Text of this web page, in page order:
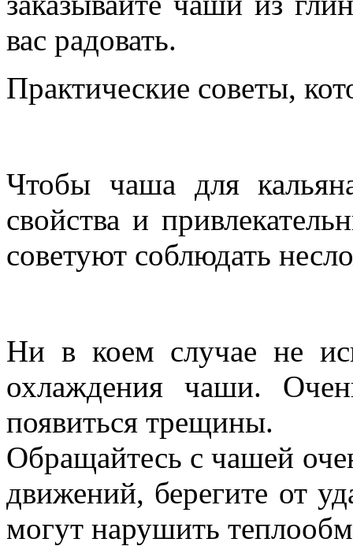
вас радовать.
Практические советы,
Чтобы чаша для
свойства и
советуют соблюдать
Ни в коем случае не
охлаждения чаши.
появиться трещины.
Обращайтесь с чашей
движений, берегите от
могут нарушить